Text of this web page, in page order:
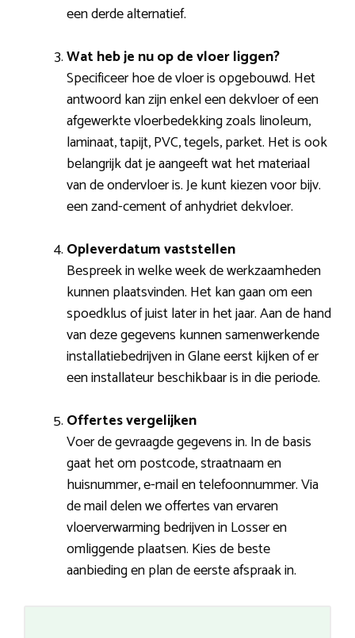
een derde alternatief.
Wat heb je nu op de vloer liggen?
Specificeer hoe de vloer is opgebouwd. Het
antwoord kan zijn enkel een dekvloer of een
afgewerkte vloerbedekking zoals linoleum,
laminaat, tapijt, PVC, tegels, parket. Het is ook
belangrijk dat je aangeeft wat het materiaal
van de ondervloer is. Je kunt kiezen voor bijv.
een zand-cement of anhydriet dekvloer.
Opleverdatum vaststellen
Bespreek in welke week de werkzaamheden
kunnen plaatsvinden. Het kan gaan om een
spoedklus of juist later in het jaar. Aan de hand
van deze gegevens kunnen samenwerkende
installatiebedrijven in Glane eerst kijken of er
een installateur beschikbaar is in die periode.
Offertes vergelijken
Voer de gevraagde gegevens in. In de basis
gaat het om postcode, straatnaam en
huisnummer, e-mail en telefoonnummer. Via
de mail delen we offertes van ervaren
vloerverwarming bedrijven in Losser en
omliggende plaatsen. Kies de beste
aanbieding en plan de eerste afspraak in.